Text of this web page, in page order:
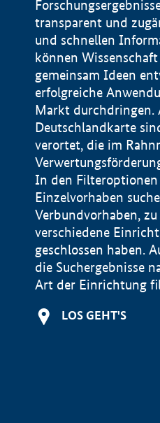
transparent und
und schnellen
können
gemeinsam Ideen
erfolgreiche
Markt durchdringen.
Deutschlandkarte
verortet, die im
In den Filteroptionen
Einzelvorhaben
Verbundvorhaben,
verschiedene
geschlossen haben.
die Suchergebnisse
Art der Einrichtung
LOS GEHT'S